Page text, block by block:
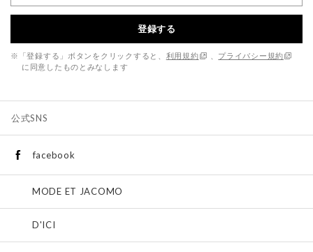
登録する
※「登録する」ボタンをクリックすると、 利用規約
プライバシー規約
に同意したものとみなします
公式SNS
facebook
MODE ET JACOMO
D'ICI